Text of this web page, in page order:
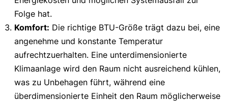
Folge hat.
Komfort: Die richtige BTU-Größe trägt dazu bei, eine
angenehme und konstante Temperatur
aufrechtzuerhalten. Eine unterdimensionierte
Klimaanlage wird den Raum nicht ausreichend kühlen,
was zu Unbehagen führt, während eine
überdimensionierte Einheit den Raum möglicherweise